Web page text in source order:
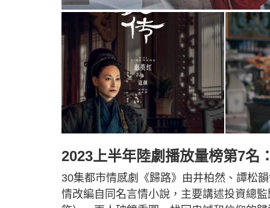
2023上半年陸劇播放量榜第7名
30集都市情感劇《歸路》由井柏然、譚松
情改編自同名言情小說，主要講述投資總